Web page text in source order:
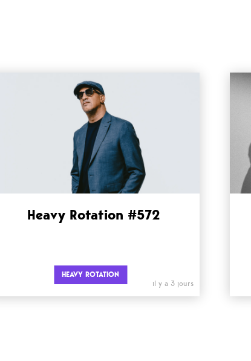
Heavy Rotation #572
HEAVY ROTATION
il y a 3 jours